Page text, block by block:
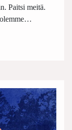
Paitsi meitä.
olemme…